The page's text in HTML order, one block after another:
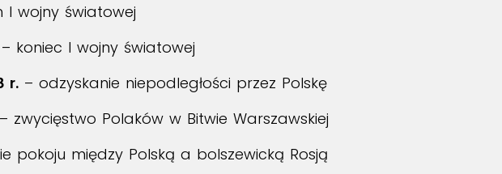
I wojny światowej
– koniec I wojny światowej
r. – odzyskanie niepodległości przez Polskę
– zwycięstwo Polaków w Bitwie Warszawskiej
pokoju między Polską a bolszewicką Rosją